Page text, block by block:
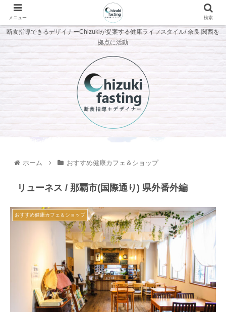
断食指導できるデザイナーChizukiが提案する健康ライフスタイル/ 奈良 関西を
拠点に活動
ホーム おすすめ健康カフェ＆ショップ
リューネス / 那覇市(国際通り) 県外番外編
おすすめ健康カフェ＆ショップ
メニュー 検索